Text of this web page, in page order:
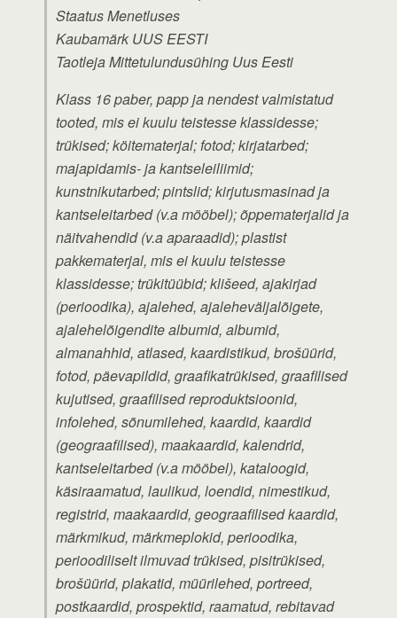
Staatus Menetluses
Kaubamärk UUS EESTI
Taotleja Mittetulundusühing Uus Eesti
Klass 16 paber, papp ja nendest valmistatud
tooted, mis ei kuulu teistesse klassidesse;
trükised; köitematerjal; fotod; kirjatarbed;
majapidamis- ja kantseleiliimid;
kunstnikutarbed; pintslid; kirjutusmasinad ja
kantseleitarbed (v.a mööbel); õppematerjalid ja
näitvahendid (v.a aparaadid); plastist
pakkematerjal, mis ei kuulu teistesse
klassidesse; trükitüübid; klišeed, ajakirjad
(perioodika), ajalehed, ajaleheväljalõigete,
ajalehelõigendite albumid, albumid,
almanahhid, atlased, kaardistikud, brošüürid,
fotod, päevapildid, graafikatrükised, graafilised
kujutised, graafilised reproduktsioonid,
infolehed, sõnumilehed, kaardid, kaardid
(geograafilised), maakaardid, kalendrid,
kantseleitarbed (v.a mööbel), kataloogid,
käsiraamatud, laulikud, loendid, nimestikud,
registrid, maakaardid, geograafilised kaardid,
märkmikud, märkmeplokid, perioodika,
perioodiliselt ilmuvad trükised, pisitrükised,
brošüürid, plakatid, müürilehed, portreed,
postkaardid, prospektid, raamatud, rebitavad